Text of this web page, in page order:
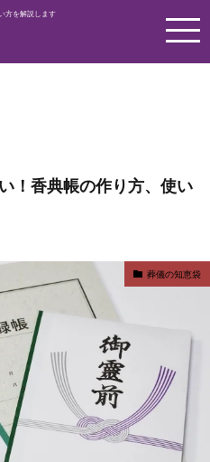
方を解説します
香典の記録だけじゃない！香典帳の作り方
！香典帳の作り方、使い
葬儀の知恵袋